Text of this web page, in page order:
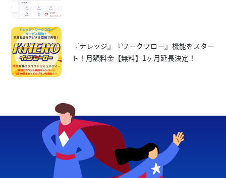
『ナレッジ』『ワークフロー』機能をスター
ト！月額料金【無料】1ヶ月延長決定！